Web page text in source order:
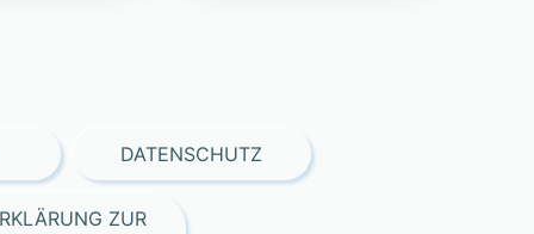
DATENSCHUTZ
ZUR